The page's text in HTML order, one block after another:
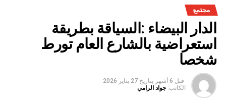
سنوات الجفاف .
مجتمع
الدار البيضاء :السياقة بطريقة
استعراضية بالشارع العام تورط
شخصا
قبل 6 أشهر بتاريخ 27 يناير 2026
الكاتب: جواد الرامي